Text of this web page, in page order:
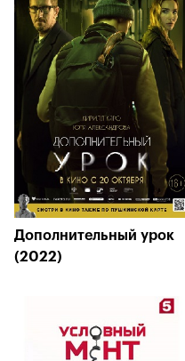
Дополнительный урок
(2022)